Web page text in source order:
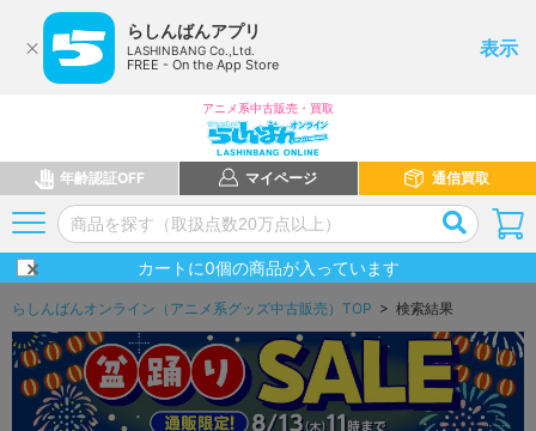
らしんばんアプリ
LASHINBANG Co.,Ltd.
FREE - On the App Store
表示
アニメ系中古販売・買取
年齢認証OFF マイページ 通信買取
カートに0個の商品が入っています
らしんばんオンライン（アニメ系グッズ中古販売）TOP > 検索結果